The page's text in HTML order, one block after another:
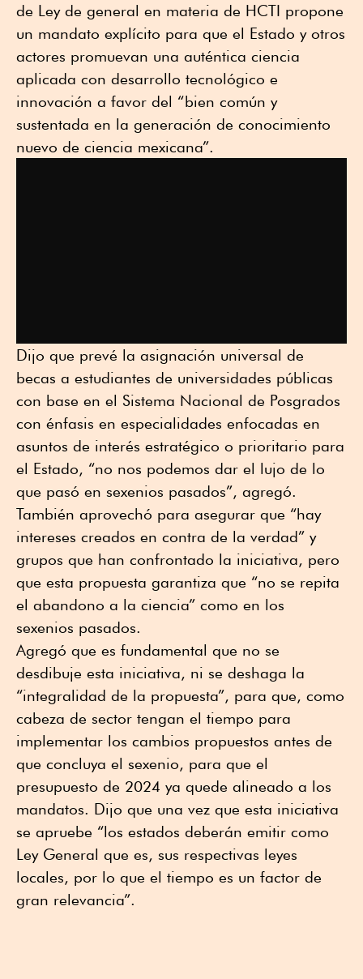
de Ley de general en materia de HCTI propone
un mandato explícito para que el Estado y otros
actores promuevan una auténtica ciencia
aplicada con desarrollo tecnológico e
innovación a favor del “bien común y
sustentada en la generación de conocimiento
nuevo de ciencia mexicana”.
Dijo que prevé la asignación universal de
becas a estudiantes de universidades públicas
con base en el Sistema Nacional de Posgrados
con énfasis en especialidades enfocadas en
asuntos de interés estratégico o prioritario para
el Estado, “no nos podemos dar el lujo de lo
que pasó en sexenios pasados”, agregó.
También aprovechó para asegurar que “hay
intereses creados en contra de la verdad” y
grupos que han confrontado la iniciativa, pero
que esta propuesta garantiza que “no se repita
el abandono a la ciencia” como en los
sexenios pasados.
Agregó que es fundamental que no se
desdibuje esta iniciativa, ni se deshaga la
“integralidad de la propuesta”, para que, como
cabeza de sector tengan el tiempo para
implementar los cambios propuestos antes de
que concluya el sexenio, para que el
presupuesto de 2024 ya quede alineado a los
mandatos. Dijo que una vez que esta iniciativa
se apruebe “los estados deberán emitir como
Ley General que es, sus respectivas leyes
locales, por lo que el tiempo es un factor de
gran relevancia”.